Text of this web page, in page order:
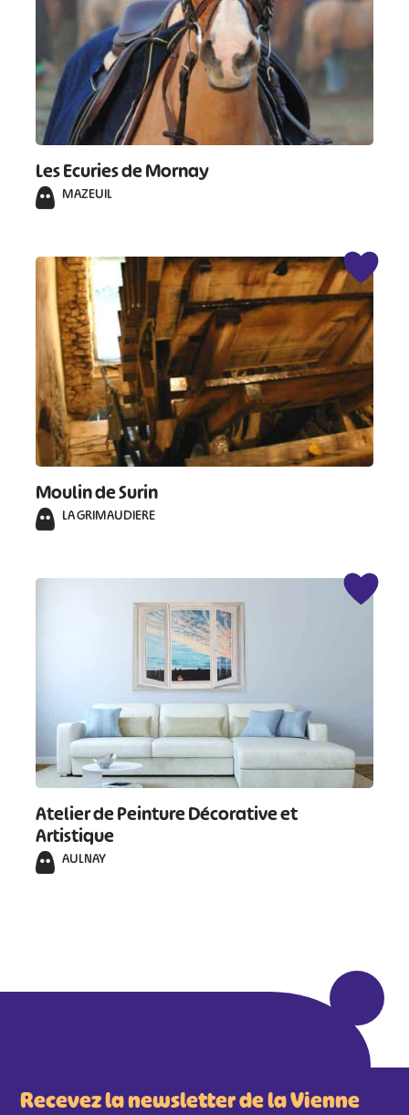
Les Ecuries de Mornay
MAZEUIL
Moulin de Surin
LA GRIMAUDIERE
Atelier de Peinture Décorative et
Artistique
AULNAY
Recevez la newsletter de la Vienne
# # #
#
#
#